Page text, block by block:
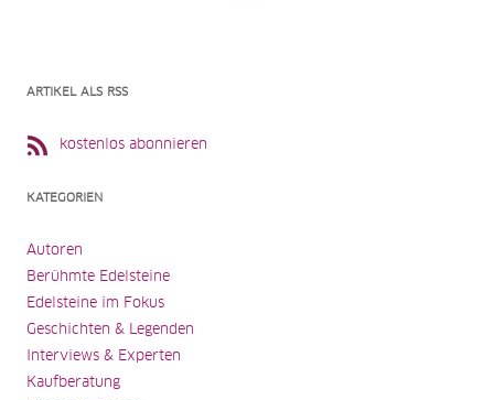
ARTIKEL ALS RSS
kostenlos abonnieren
KATEGORIEN
Autoren
Berühmte Edelsteine
Edelsteine im Fokus
Geschichten & Legenden
Interviews & Experten
Kaufberatung